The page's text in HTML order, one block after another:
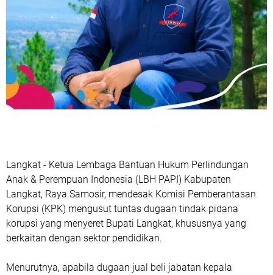
Langkat - Ketua Lembaga Bantuan Hukum Perlindungan
Anak & Perempuan Indonesia (LBH PAPI) Kabupaten
Langkat, Raya Samosir, mendesak Komisi Pemberantasan
Korupsi (KPK) mengusut tuntas dugaan tindak pidana
korupsi yang menyeret Bupati Langkat, khususnya yang
berkaitan dengan sektor pendidikan.
Menurutnya, apabila dugaan jual beli jabatan kepala